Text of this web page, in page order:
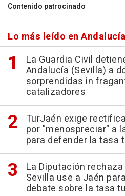
Contenido patrocinado
Lo más leído en Andalucía
La Guardia Civil
Andalucía (Sevilla) a
sorprendidas in
catalizadores
TurJaén exige
por "menospreciar" a
para defender la tasa
La Diputación
Sevilla use a Jaén
debate sobre la tasa